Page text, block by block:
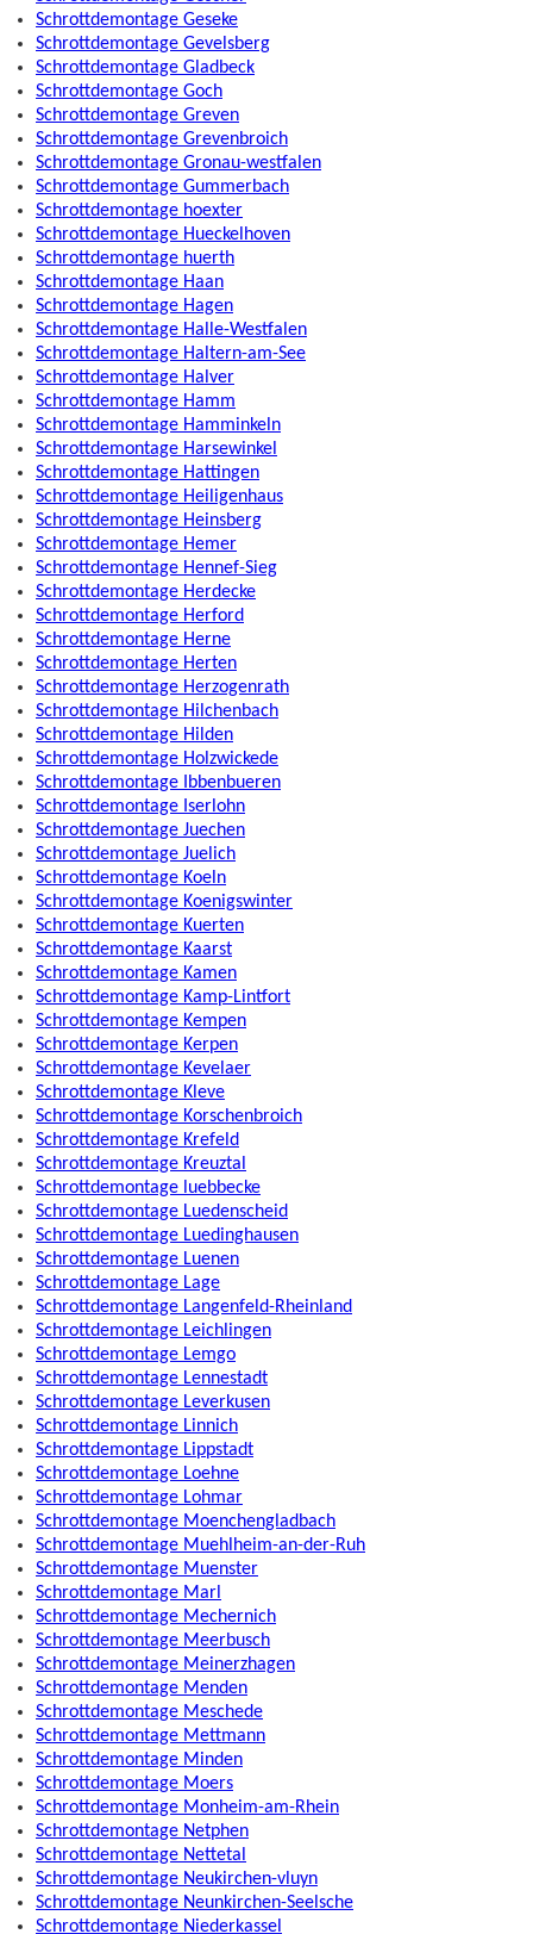
Schrottdemontage Geseke
Schrottdemontage Gevelsberg
Schrottdemontage Gladbeck
Schrottdemontage Goch
Schrottdemontage Greven
Schrottdemontage Grevenbroich
Schrottdemontage Gronau-westfalen
Schrottdemontage Gummerbach
Schrottdemontage hoexter
Schrottdemontage Hueckelhoven
Schrottdemontage huerth
Schrottdemontage Haan
Schrottdemontage Hagen
Schrottdemontage Halle-Westfalen
Schrottdemontage Haltern-am-See
Schrottdemontage Halver
Schrottdemontage Hamm
Schrottdemontage Hamminkeln
Schrottdemontage Harsewinkel
Schrottdemontage Hattingen
Schrottdemontage Heiligenhaus
Schrottdemontage Heinsberg
Schrottdemontage Hemer
Schrottdemontage Hennef-Sieg
Schrottdemontage Herdecke
Schrottdemontage Herford
Schrottdemontage Herne
Schrottdemontage Herten
Schrottdemontage Herzogenrath
Schrottdemontage Hilchenbach
Schrottdemontage Hilden
Schrottdemontage Holzwickede
Schrottdemontage Ibbenbueren
Schrottdemontage Iserlohn
Schrottdemontage Juechen
Schrottdemontage Juelich
Schrottdemontage Koeln
Schrottdemontage Koenigswinter
Schrottdemontage Kuerten
Schrottdemontage Kaarst
Schrottdemontage Kamen
Schrottdemontage Kamp-Lintfort
Schrottdemontage Kempen
Schrottdemontage Kerpen
Schrottdemontage Kevelaer
Schrottdemontage Kleve
Schrottdemontage Korschenbroich
Schrottdemontage Krefeld
Schrottdemontage Kreuztal
Schrottdemontage luebbecke
Schrottdemontage Luedenscheid
Schrottdemontage Luedinghausen
Schrottdemontage Luenen
Schrottdemontage Lage
Schrottdemontage Langenfeld-Rheinland
Schrottdemontage Leichlingen
Schrottdemontage Lemgo
Schrottdemontage Lennestadt
Schrottdemontage Leverkusen
Schrottdemontage Linnich
Schrottdemontage Lippstadt
Schrottdemontage Loehne
Schrottdemontage Lohmar
Schrottdemontage Moenchengladbach
Schrottdemontage Muehlheim-an-der-Ruh
Schrottdemontage Muenster
Schrottdemontage Marl
Schrottdemontage Mechernich
Schrottdemontage Meerbusch
Schrottdemontage Meinerzhagen
Schrottdemontage Menden
Schrottdemontage Meschede
Schrottdemontage Mettmann
Schrottdemontage Minden
Schrottdemontage Moers
Schrottdemontage Monheim-am-Rhein
Schrottdemontage Netphen
Schrottdemontage Nettetal
Schrottdemontage Neukirchen-vluyn
Schrottdemontage Neunkirchen-Seelsche
Schrottdemontage Niederkassel